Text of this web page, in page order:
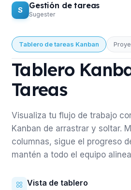
S Gestión de tareas
Sugester
Tablero de tareas Kanban
GESTIÓN DE TAREAS
Tablero
Tareas
Visualiza tu flujo de trabajo
Kanban de arrastrar y soltar.
columnas, sigue el progreso
mantén a todo el equipo
Vista de tablero